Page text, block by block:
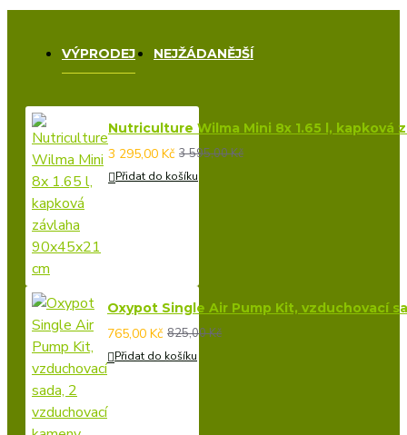
VÝPRODEJ NEJŽÁDANĚJŠÍ
Nutriculture Wilma Mini 8x 1.65 l, kapková
3 295,00 Kč 3 595,00 Kč
Přidat do košíku
Oxypot Single Air Pump Kit, vzduchovací
765,00 Kč 825,00 Kč
Přidat do košíku